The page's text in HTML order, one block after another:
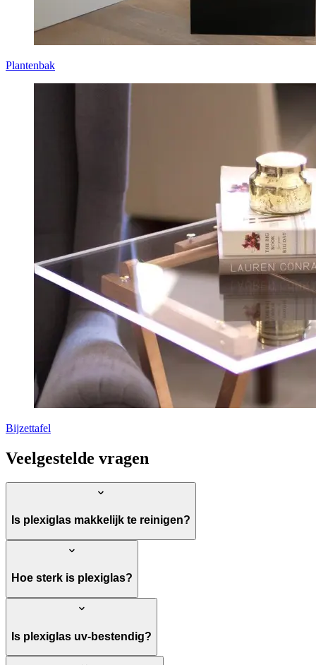
Plantenbak
Bijzettafel
Veelgestelde vragen
Is plexiglas makkelijk te reinigen?
Hoe sterk is plexiglas?
Is plexiglas uv-bestendig?